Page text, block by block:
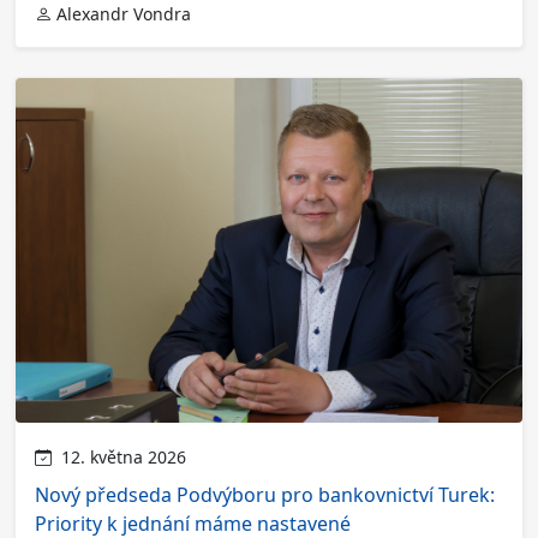
Alexandr Vondra
12. května 2026
Nový předseda Podvýboru pro bankovnictví Turek:
Priority k jednání máme nastavené